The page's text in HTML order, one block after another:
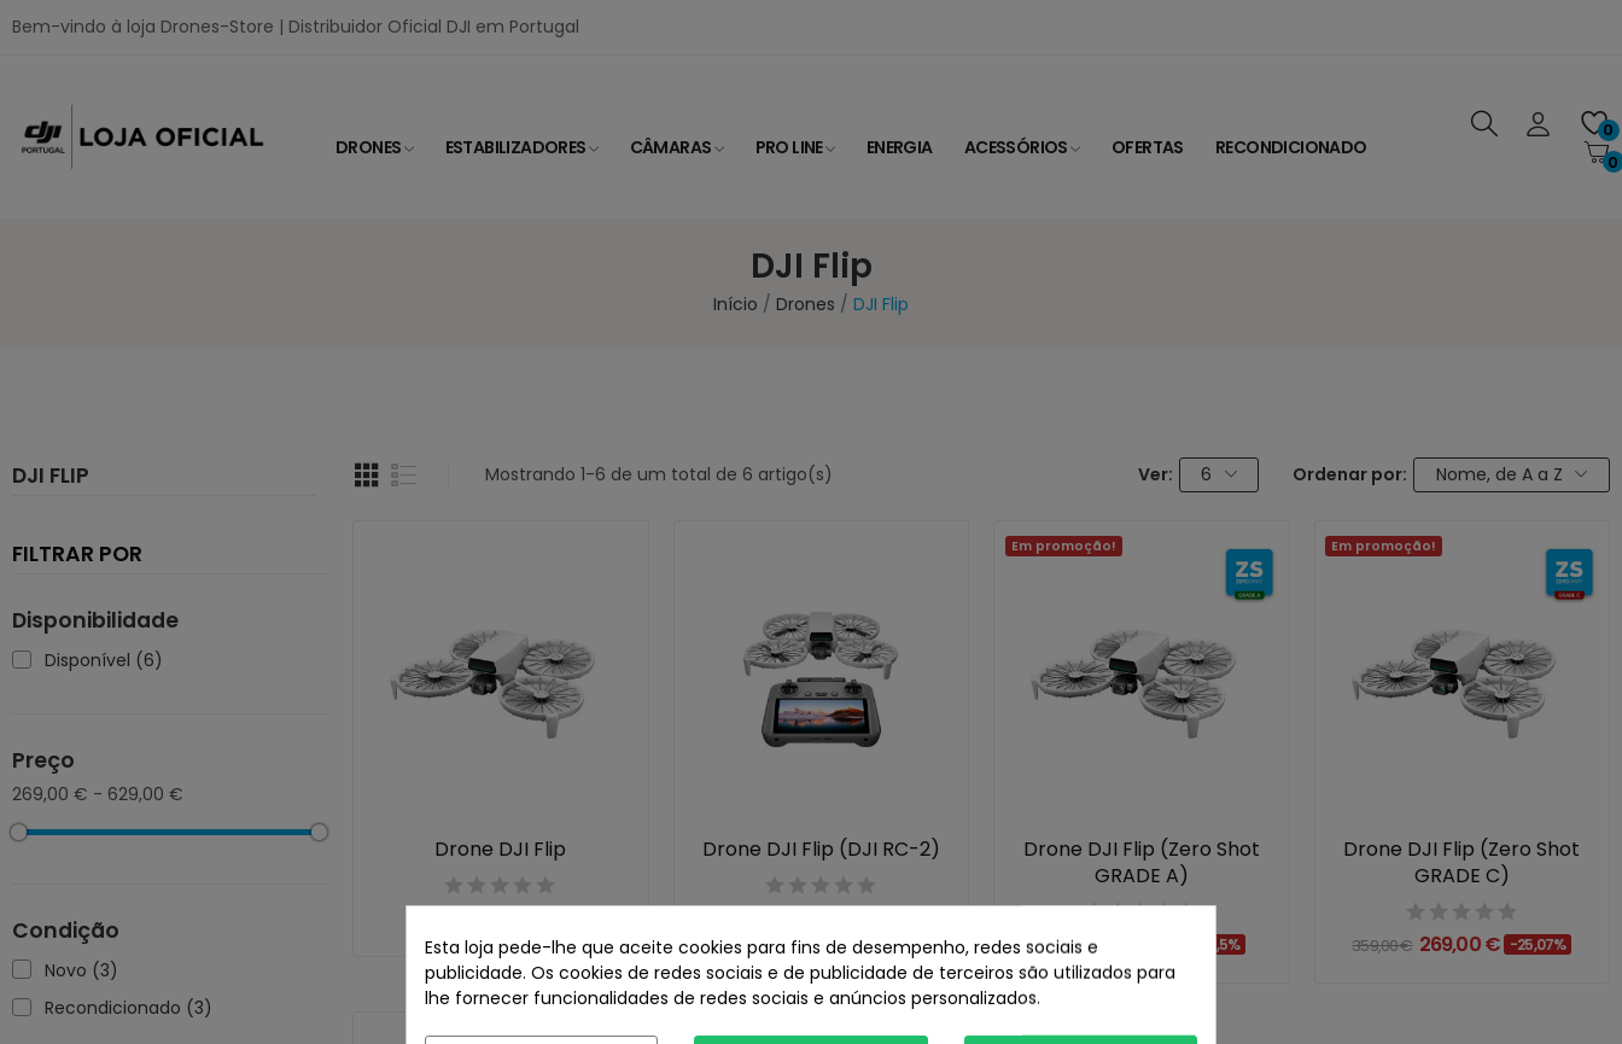
Bem-vindo à loja Drones-Store | Distribuidor Oficial DJI em Portugal
DRONES ESTABILIZADORES CÂMARAS PRO LINE ENERGIA ACESSÓRIOS OFERTAS RECONDICIONADO
0
0
DJI Flip
Início Drones DJI Flip
DJI FLIP
FILTRAR POR
Disponibilidade
Disponível (6)
Preço
269,00 € - 629,00 €
Condição
Novo (3)
Recondicionado (3)
Mostrando 1-6 de um total de 6 artigo(s) Ver: 6 Ordenar por: Nome, de A a Z
Drone DJI Flip Drone DJI Flip (DJI RC-2)
Em promoção!
Drone DJI Flip (Zero Shot
GRADE A)
359,00 € -19,5%
Em promoção!
Drone DJI Flip (Zero Shot
GRADE C)
359,00 € 269,00 € -25,07%
Em promoção!
Esta loja pede-lhe que aceite cookies para fins de desempenho, redes sociais e
publicidade. Os cookies de redes sociais e de publicidade de terceiros são utilizados para
lhe fornecer funcionalidades de redes sociais e anúncios personalizados.